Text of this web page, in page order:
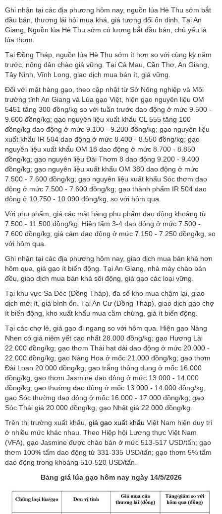
Ghi nhận tại các địa phương hôm nay, nguồn lúa Hè Thu sớm bắt
đầu bán, thương lái hỏi mua khá, giá tương đối ổn định. Tại An
Giang, Nguồn lúa Hè Thu sớm có lượng bắt đầu bán, chủ yếu là
lúa thơm.
Tại Đồng Tháp, nguồn lúa Hè Thu sớm ít hơn so với cùng kỳ năm
trước, nông dân chào giá vững. Tại Cà Mau, Cần Thơ, An Giang,
Tây Ninh, Vĩnh Long, giao dịch mua bán ít, giá vững.
Đối với mặt hàng gạo, theo cập nhật từ Sở Nông nghiệp và Môi
trường tỉnh An Giang và Lúa gạo Việt, hiện gạo nguyên liệu OM
5451 tăng 300 đồng/kg so với tuần trước dao động ở mức 9.500 -
9.600 đồng/kg; gạo nguyên liệu xuất khẩu CL 555 tăng 100
đồng/kg dao động ở mức 9.100 - 9.200 đồng/kg; gạo nguyên liệu
xuất khẩu IR 504 dao động ở mức 8.400 - 8.550 đồng/kg; gạo
nguyên liệu xuất khẩu OM 18 dao động ở mức 8.700 - 8.850
đồng/kg; gạo nguyên liệu Đài Thơm 8 dao động 9.200 - 9.400
đồng/kg; gạo nguyên liệu xuất khẩu OM 380 dao động ở mức
7.500 - 7.600 đồng/kg; gạo nguyên liệu xuất khẩu Sóc thơm dao
động ở mức 7.500 - 7.600 đồng/kg; gạo thành phẩm IR 504 dao
động ở 10.750 - 10.090 đồng/kg, so với hôm qua.
Với phụ phẩm, giá các mặt hàng phụ phẩm dao động khoảng từ
7.500 - 11.500 đồng/kg. Hiện tấm 3-4 dao động ở mức 7.500 -
7.600 đồng/kg; giá cám dao động ở mức 7.150 - 7.250 đồng/kg, so
với hôm qua.
Ghi nhận tại các địa phương hôm nay, giao dịch mua bán khá hơn
hôm qua, giá gạo ít biến động. Tại An Giang, nhà máy chào bán
đều, giao dịch mua bán khá sôi động, giá gạo các loại vững.
Tại khu vực Sa Đéc (Đồng Tháp), đa số kho mua chậm lại, giao
dịch mới ít, giá bình ổn. Tại An Cư (Đồng Tháp), giao dịch gạo chợ
ít biến động, kho xuất khẩu mua cầm chừng, giá ít biến động.
Tại các chợ lẻ, giá gạo đi ngang so với hôm qua. Hiện gạo Nàng
Nhen có giá niêm yết cao nhất 28.000 đồng/kg; gạo Hương Lài
22.000 đồng/kg; gạo thơm Thái hạt dài dao động ở mức 20.000 -
22.000 đồng/kg; gạo Nàng Hoa ở mốc 21.000 đồng/kg; gạo thơm
Đài Loan 20.000 đồng/kg; gạo trắng thông dụng ở mốc 16.000
đồng/kg; gạo thơm Jasmine dao động ở mức 13.000 - 14.000
đồng/kg, gạo thường dao động ở mốc 13.000 - 14.000 đồng/kg;
gạo Sóc thường dao động ở mốc 16.000 - 17.000 đồng/kg; gạo
Sóc Thái giá 20.000 đồng/kg; gạo Nhật giá 22.000 đồng/kg.
Trên thị trường xuất khẩu, giá gạo xuất khẩu Việt Nam hiện duy trì
ở nhiều mức khác nhau. Theo Hiệp hội Lương thực Việt Nam
(VFA), gạo Jasmine được chào bán ở mức 513-517 USD/tấn; gạo
thơm 100% tấm dao động từ 331-335 USD/tấn; gạo thơm 5% tấm
dao động trong khoảng 510-520 USD/tấn.
Bảng giá lúa gạo hôm nay ngày 14/5/2026